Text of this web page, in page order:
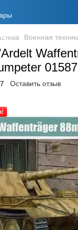
Военная
01587
Оставить отзыв